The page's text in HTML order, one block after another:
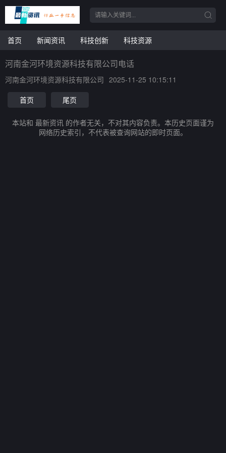
首页 新闻资讯 科技创新 科技资源
河南金河环境资源科技有限公司电话
河南金河环境资源科技有限公司 2025-11-25 10:15:11
首页
尾页
本站和 最新资讯 的作者无关，不对其内容负责。本历史页面谨为
网络历史索引，不代表被查询网站的即时页面。